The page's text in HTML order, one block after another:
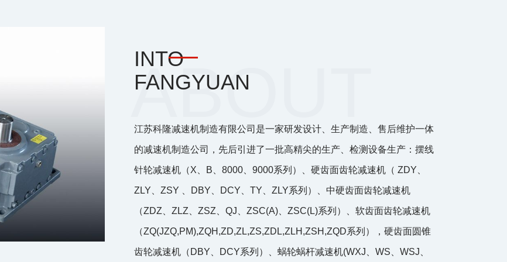
INTO
FANGYUAN
江苏科隆减速机制造有限公司是一家研发设计、生产制造、售后维护一体
的减速机制造公司，先后引进了一批高精尖的生产、检测设备生产：摆线
针轮减速机（X、B、8000、9000系列）、硬齿面齿轮减速机（ ZDY、
ZLY、ZSY 、DBY、DCY、TY、ZLY系列）、中硬齿面齿轮减速机
（ZDZ、ZLZ、ZSZ、QJ、ZSC(A)、ZSC(L)系列）、软齿面齿轮减速机
（ZQ(JZQ,PM),ZQH,ZD,ZL,ZS,ZDL,ZLH,ZSH,ZQD系列），硬齿面圆锥
齿轮减速机（DBY、DCY系列）、蜗轮蜗杆减速机(WXJ、WS、WSJ、